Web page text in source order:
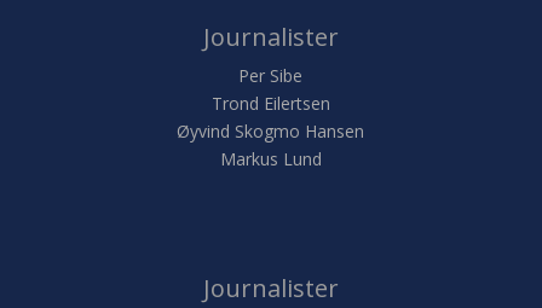
Journalister
Per Sibe
Trond Eilertsen
Øyvind Skogmo Hansen
Markus Lund
Journalister